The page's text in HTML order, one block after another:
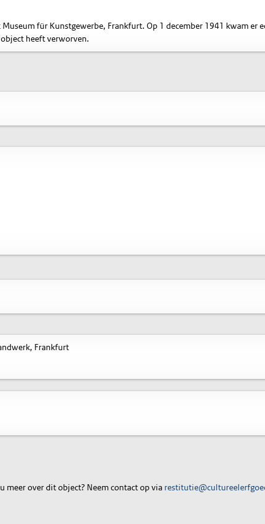
für Kunstgewerbe, Frankfurt. Op 1 december 1941 kwam er
heeft verworven.
Frankfurt
meer over dit object? Neem contact op via